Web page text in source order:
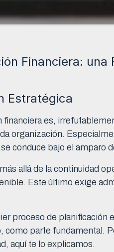
Financiera: una
Estratégica
financiera es,
organización.
conduce bajo el amparo
allá de la continuidad
Este último exige
proceso de planificación
como parte fundamental.
aquí te lo explicamos.